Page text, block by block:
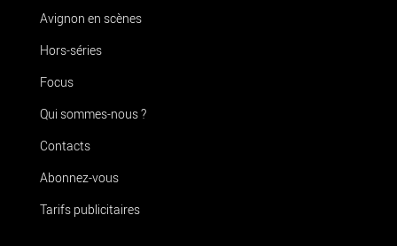
Avignon en scènes
Hors-séries
Focus
Qui sommes-nous ?
Contacts
Abonnez-vous
Tarifs publicitaires